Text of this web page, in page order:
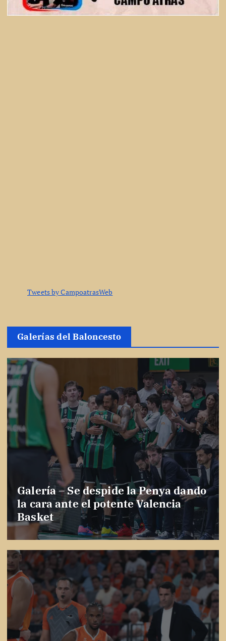
Tweets by CampoatrasWeb
Galerías del Baloncesto
Galería – Se despide la Penya dando
la cara ante el potente Valencia
Basket